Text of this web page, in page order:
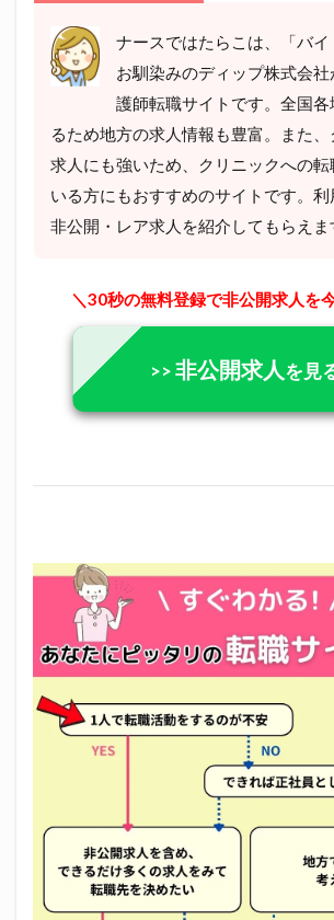
ナースではたらこは、「バ
お馴染みのディップ株式会
護師転職サイトです。全国
るため地方の求人情報も豊富。また
求人にも強いため、クリニックへの転
いる方にもおすすめのサイトです。利
非公開・レア求人を紹介してもらえま
＼30秒の無料登録で非公開求人を
>> 非公開求人 を見